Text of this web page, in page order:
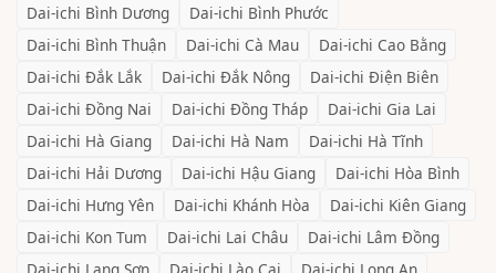
Dai-ichi Bình Dương Dai-ichi Bình Phước
Dai-ichi Bình Thuận Dai-ichi Cà Mau Dai-ichi Cao Bằng
Dai-ichi Đắk Lắk Dai-ichi Đắk Nông Dai-ichi Điện Biên
Dai-ichi Đồng Nai Dai-ichi Đồng Tháp Dai-ichi Gia Lai
Dai-ichi Hà Giang Dai-ichi Hà Nam Dai-ichi Hà Tĩnh
Dai-ichi Hải Dương Dai-ichi Hậu Giang Dai-ichi Hòa Bình
Dai-ichi Hưng Yên Dai-ichi Khánh Hòa Dai-ichi Kiên Giang
Dai-ichi Kon Tum Dai-ichi Lai Châu Dai-ichi Lâm Đồng